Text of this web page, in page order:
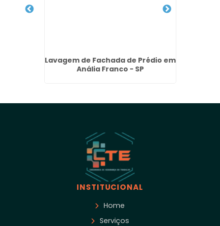
Lavagem de Fachada de Prédio em
Anália Franco - SP
INSTITUCIONAL
Home
Serviços